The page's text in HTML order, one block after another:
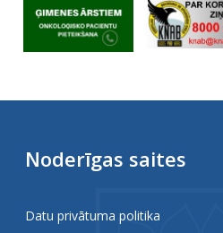
Noderīgas saites
Datu privātuma politika